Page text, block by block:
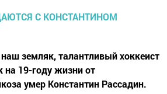
земляк, талантливый хоккеист
на 19-году жизни от
умер Константин Рассадин.